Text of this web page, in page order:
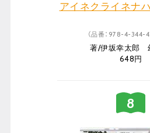
アイネクライネナ
（品番：978-4-344-
著/伊坂幸太郎
648円